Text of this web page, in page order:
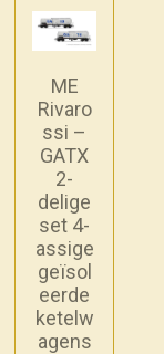
ME
Rivaro
ssi –
GATX
2-
delige
set 4-
assige
geïsol
eerde
ketelw
agens